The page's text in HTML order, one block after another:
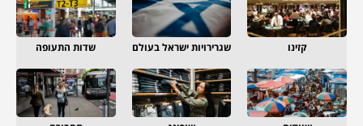
קזינו שגרירויות ישראל בעולם שדות התעופה